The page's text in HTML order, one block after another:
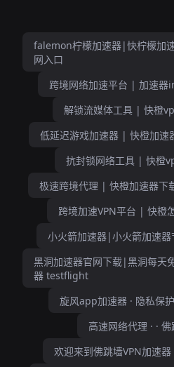
falemon柠檬加速器|快柠檬加
网入口
跨境网络加速平台 | 加速
解锁流媒体工具 | 快橙
低延迟游戏加速器 | 快橙加
抗封锁网络工具 | 快橙
极速跨境代理 | 快橙加速器
跨境加速VPN平台 | 快橙
小火箭加速器|小火箭加速
黑洞加速器官网下载|黑洞每天
器 testflight
旋风app加速器 · 隐私保
高速网络代理 · ·
欢迎来到佛跳墙VPN加速